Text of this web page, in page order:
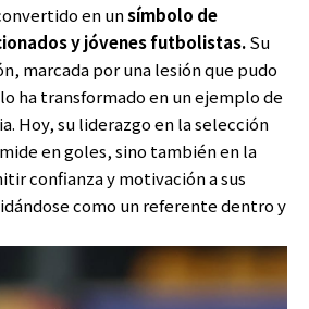
en unsímbolo de
y jóvenes futbolistas.Su
marcada por una lesión que pudo
ha transformado en un ejemplo de
Hoy, su liderazgo en la selección
en goles, sino también en la
confianza y motivación a sus
como un referente dentro y